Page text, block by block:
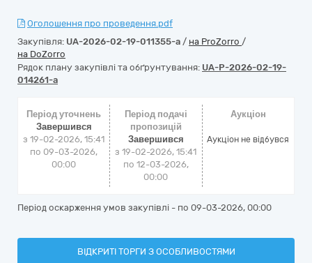
Оголошення про проведення.pdf
Закупівля: UA-2026-02-19-011355-a / на ProZorro /
на DoZorro
Рядок плану закупівлі та обґрунтування: UA-P-2026-02-19-
014261-a
Період уточнень
Завершився
з 19-02-2026, 15:41
по 09-03-2026,
00:00
Період подачі
пропозицій
Завершився
з 19-02-2026, 15:41
по 12-03-2026,
00:00
Аукціон
Аукціон не відбувся
Період оскарження умов закупівлі - по 09-03-2026, 00:00
ВІДКРИТІ ТОРГИ З ОСОБЛИВОСТЯМИ